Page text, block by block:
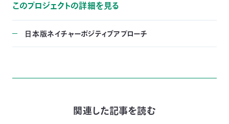
このプロジェクトの詳細を見る
日本版ネイチャーポジティブアプローチ
関連した記事を読む